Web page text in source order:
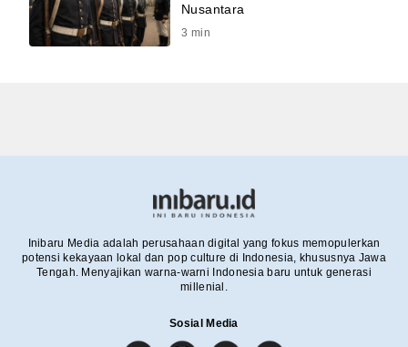
Nusantara
3 min
Inibaru Media adalah perusahaan digital yang fokus memopulerkan
potensi kekayaan lokal dan pop culture di Indonesia, khususnya Jawa
Tengah. Menyajikan warna-warni Indonesia baru untuk generasi
millenial.
Sosial Media